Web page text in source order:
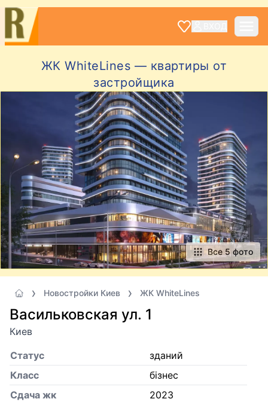
ЖК WhiteLines — квартиры от
застройщика
Все 5 фото
Новостройки Киев ЖК WhiteLines
Васильковская ул. 1
Киев
Статус
зданий
Класс
бізнес
Сдача жк
2023